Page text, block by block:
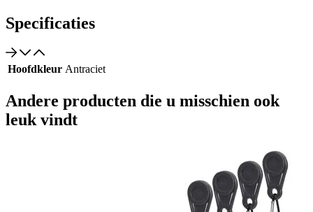
Specificaties
Hoofdkleur Antraciet
Andere producten die u misschien ook
leuk vindt